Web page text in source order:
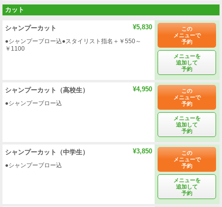
カット
シャンプーカット ¥5,830
●シャンプーブロー込●スタイリスト指名＋￥550～
￥1100
この
メニューで
予約
メニューを
追加して
予約
シャンプーカット（高校生） ¥4,950
●シャンプーブロー込
この
メニューで
予約
メニューを
追加して
予約
シャンプーカット（中学生） ¥3,850
●シャンプーブロー込
この
メニューで
予約
メニューを
追加して
予約